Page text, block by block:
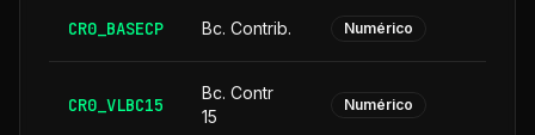
CR0_BASECP Bc. Contrib. Numérico
CR0_VLBC15
Bc. Contr
15
Numérico